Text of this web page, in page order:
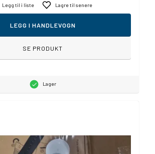
Legg til i liste Lagre til senere
LEGG I HANDLEVOGN
SE PRODUKT
Lager